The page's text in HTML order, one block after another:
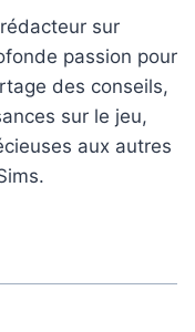
sur
passion pour
des conseils,
sur le jeu,
aux autres